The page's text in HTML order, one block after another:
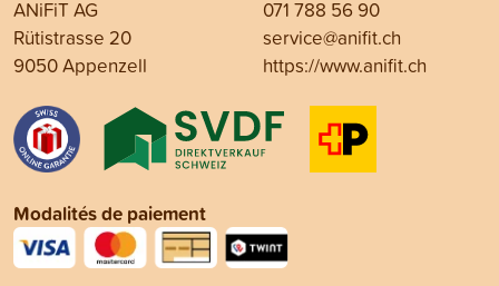
ANiFiT AG
Rütistrasse 20
9050 Appenzell
071 788 56 90
service@anifit.ch
https://www.anifit.ch
Modalités de paiement